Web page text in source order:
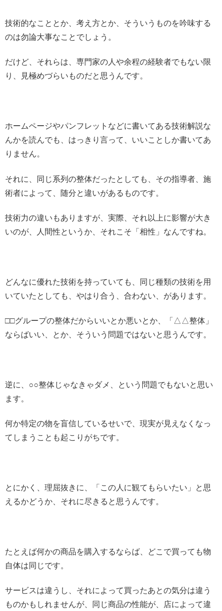
技術的なこととか、考え方とか、そういうものを吟味する
のは勿論大事なことでしょう。
だけど、それらは、専門家の人や余程の経験者でもない限
り、見極めづらいものだと思うんです。
ホームページやパンフレットなどに書いてある技術解説な
んかを読んでも、はっきり言って、いいことしか書いてあ
りません。
それに、同じ系列の整体だったとしても、その指導者、施
術者によって、随分と違いがあるものです。
技術力の違いもありますが、実際、それ以上に影響が大き
いのが、人間性というか、それこそ「相性」なんですね。
どんなに優れた技術を持っていても、同じ種類の技術を用
いていたとしても、やはり合う、合わない、があります。
□□グループの整体だからいいとか悪いとか、「△△整体」
ならばいい、とか、そういう問題ではないと思うんです。
逆に、○○整体じゃなきゃダメ、という問題でもないと思い
ます。
何か特定の物を盲信しているせいで、現実が見えなくなっ
てしまうことも起こりがちです。
とにかく、理屈抜きに、「この人に観てもらいたい」と思
えるかどうか、それに尽きると思うんです。
たとえば何かの商品を購入するならば、どこで買っても物
自体は同じです。
サービスは違うし、それによって買ったあとの気分は違う
ものかもしれませんが、同じ商品の性能が、店によって違